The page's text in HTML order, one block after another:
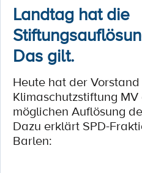
Landtag hat die
Das gilt.
Heute hat der
Klimaschutzstiftung
möglichen Auflösung
Dazu erklärt SPD-
Barlen: